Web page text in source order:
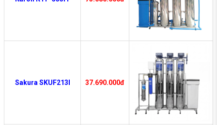
Sakura SKUF213I 37.690.000đ